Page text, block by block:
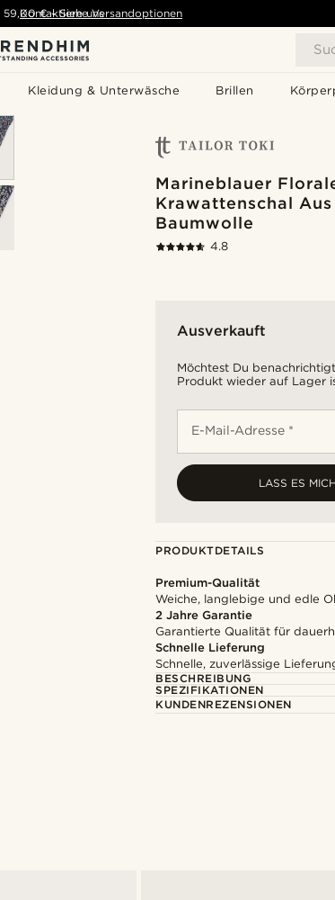
Kleidung & Unterwäsche Brillen
59,00 € - Siehe Versandoptionen
Kontaktiere uns
Marineblauer
Krawattenschal Aus
Baumwolle
4.8
Ausverkauft
Möchtest Du
Produkt wieder auf Lager
E-Mail-Adresse *
LASS ES
PRODUKTDETAILS
Premium-Qualität
Weiche, langlebige und edle
2 Jahre Garantie
Garantierte Qualität für
Schnelle Lieferung
Schnelle, zuverlässige
BESCHREIBUNG
SPEZIFIKATIONEN
KUNDENREZENSIONEN